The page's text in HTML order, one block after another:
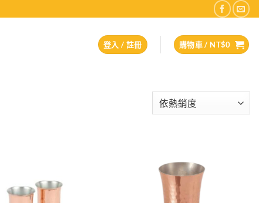
登入 / 註冊 購物車 / NT$0